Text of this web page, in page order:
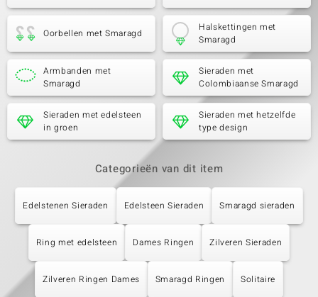
Oorbellen met Smaragd
Halskettingen met
Smaragd
Armbanden met
Smaragd
Sieraden met
Colombiaanse Smaragd
Sieraden met edelsteen
in groen
Sieraden met hetzelfde
type design
Categorieën van dit item
Edelstenen Sieraden Edelsteen Sieraden Smaragd sieraden
Ring met edelsteen Dames Ringen Zilveren Sieraden
Zilveren Ringen Dames Smaragd Ringen Solitaire